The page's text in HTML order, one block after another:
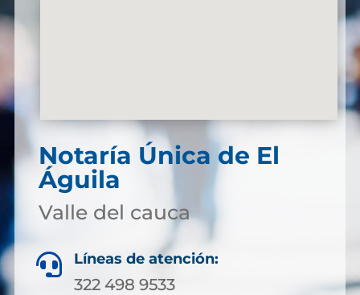
Notaría Única de El
Águila
Valle del cauca
 Líneas de atención:
322 498 9533